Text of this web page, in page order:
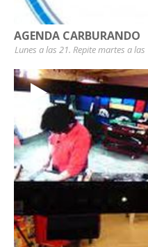
AGENDA CARBURANDO
Lunes a las 21. Repite martes a las